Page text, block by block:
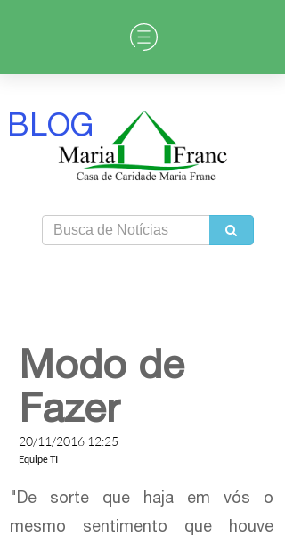
Modo de
Fazer
20/11/2016 12:25
Equipe TI
"De sorte que haja em vós o
mesmo sentimento que houve
BLOG